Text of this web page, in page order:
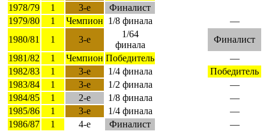
1978/79
1 3-е
Финалист
1979/80
1 Чемпион 1/8 финала
—
1980/81
1 3-е
1/64
финала
Финалист
1981/82
1 Чемпион Победитель
—
1982/83
1 3-е 1/4 финала
Победитель
1983/84
1 3-е 1/2 финала
—
1984/85
1 2-е 1/8 финала
—
1985/86
1 3-е 1/4 финала
—
1986/87
1 4-е Финалист
—